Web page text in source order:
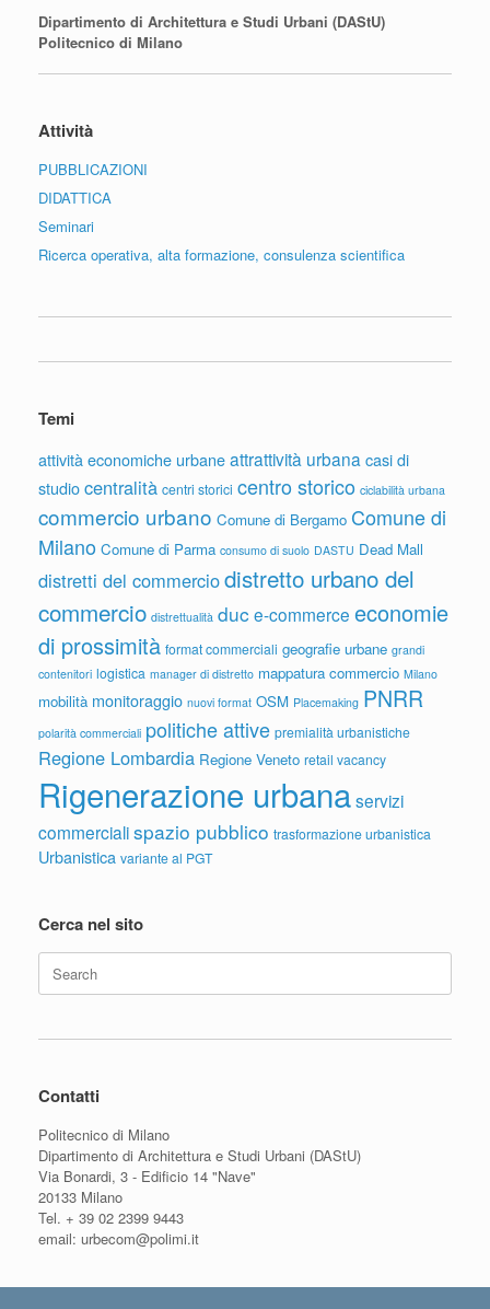
Dipartimento di Architettura e Studi Urbani (DAStU)
Politecnico di Milano
Attività
PUBBLICAZIONI
DIDATTICA
Seminari
Ricerca operativa, alta formazione, consulenza scientifica
Temi
attività economiche urbaneattrattività urbana casi di
studiocentralità centri storici centro storico ciclabilità urbana
commercio urbano Comune di Bergamo Comune di
Milano Comune di Parma consumo di suolo DASTU Dead Mall
distretti del commerciodistretto urbano del
commercio distrettualità duc e-commerce economie
di prossimità format commerciali geografie urbane grandi
contenitori logistica manager di distretto mappatura commercio Milano
mobilità monitoraggio nuovi format OSM Placemaking PNRR
polarità commerciali politiche attive premialità urbanistiche
Regione Lombardia Regione Veneto retail vacancy
Rigenerazione urbanaservizi
commercialispazio pubblico trasformazione urbanistica
Urbanistica variante al PGT
Cerca nel sito
for:
Contatti
Politecnico di Milano
Dipartimento di Architettura e Studi Urbani (DAStU)
Via Bonardi, 3 - Edificio 14 "Nave"
20133 Milano
Tel. + 39 02 2399 9443
email: urbecom@polimi.it